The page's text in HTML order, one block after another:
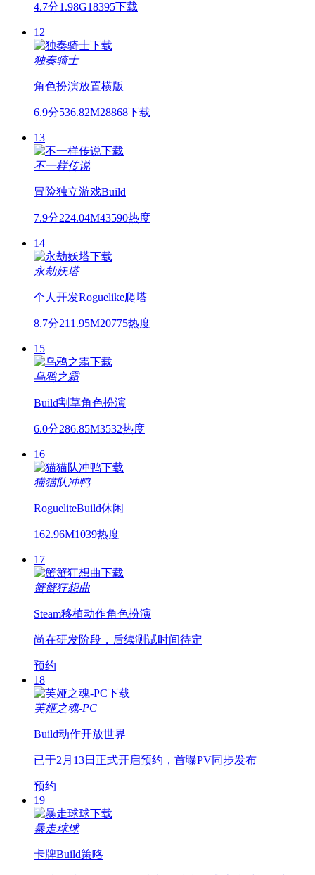
4.7分1.98G18395下载
12
独奏骑士
角色扮演放置横版
6.9分536.82M28868下载
13
不一样传说
冒险独立游戏Build
7.9分224.04M43590热度
14
永劫妖塔
个人开发Roguelike爬塔
8.7分211.95M20775热度
15
乌鸦之霜
Build割草角色扮演
6.0分286.85M3532热度
16
猫猫队冲鸭
RogueliteBuild休闲
162.96M1039热度
17
蟹蟹狂想曲
Steam移植动作角色扮演
尚在研发阶段，后续测试时间待定
预约
18
芙娅之魂-PC
Build动作开放世界
已于2月13日正式开启预约，首曝PV同步发布
预约
19
暴走球球
卡牌Build策略